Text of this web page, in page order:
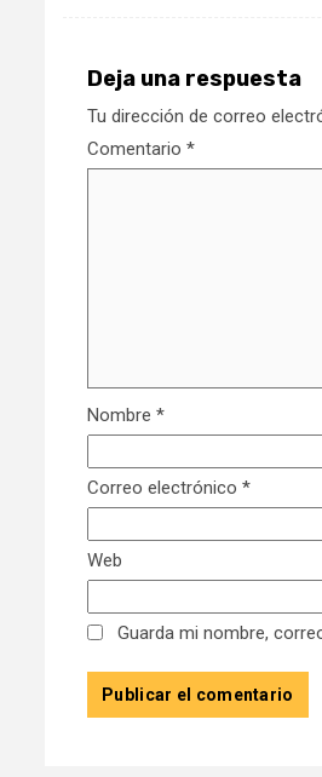
Deja una respuesta
Tu dirección de correo
Comentario *
Nombre *
Correo electrónico *
Web
Guarda mi nombre,